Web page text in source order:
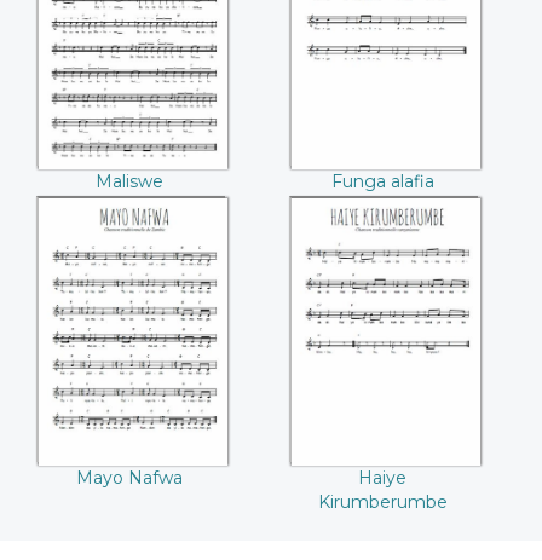
Maliswe Funga alafia
Mayo Nafwa
Mayo Nafwa
Haiye
Kirumberumbe
Haiye
Kirumberumbe